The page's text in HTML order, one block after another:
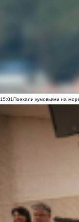
15:01Поехали кумовьями на